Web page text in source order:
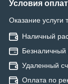
Условия
Оказание услуги
Наличный
Безналичный
Удаленный
Оплата по